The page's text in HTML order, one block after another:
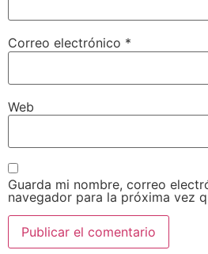
Correo electrónico *
Web
Guarda mi nombre, correo
navegador para la próxima vez